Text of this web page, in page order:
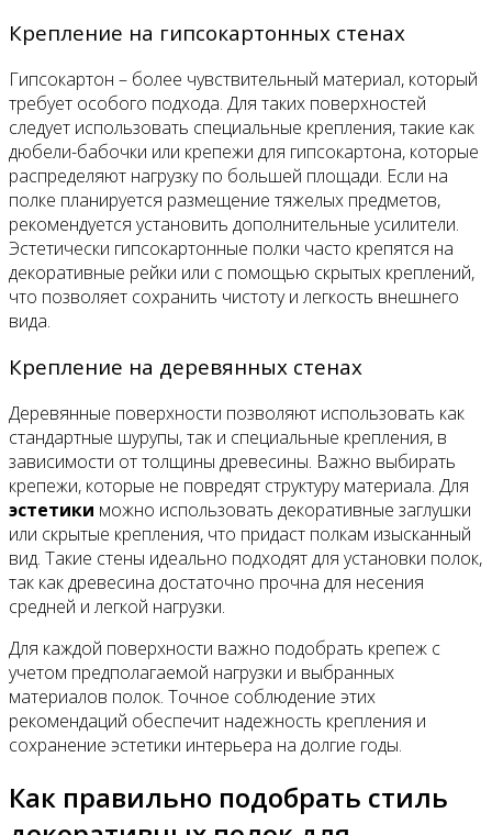
Крепление на гипсокартонных стенах
Гипсокартон – более чувствительный материал, который
требует особого подхода. Для таких поверхностей
следует использовать специальные крепления, такие как
дюбели-бабочки или крепежи для гипсокартона, которые
распределяют нагрузку по большей площади. Если на
полке планируется размещение тяжелых предметов,
рекомендуется установить дополнительные усилители.
Эстетически гипсокартонные полки часто крепятся на
декоративные рейки или с помощью скрытых креплений,
что позволяет сохранить чистоту и легкость внешнего
вида.
Крепление на деревянных стенах
Деревянные поверхности позволяют использовать как
стандартные шурупы, так и специальные крепления, в
зависимости от толщины древесины. Важно выбирать
крепежи, которые не повредят структуру материала. Для
эстетики можно использовать декоративные заглушки
или скрытые крепления, что придаст полкам изысканный
вид. Такие стены идеально подходят для установки полок,
так как древесина достаточно прочна для несения
средней и легкой нагрузки.
Для каждой поверхности важно подобрать крепеж с
учетом предполагаемой нагрузки и выбранных
материалов полок. Точное соблюдение этих
рекомендаций обеспечит надежность крепления и
сохранение эстетики интерьера на долгие годы.
Как правильно подобрать стиль